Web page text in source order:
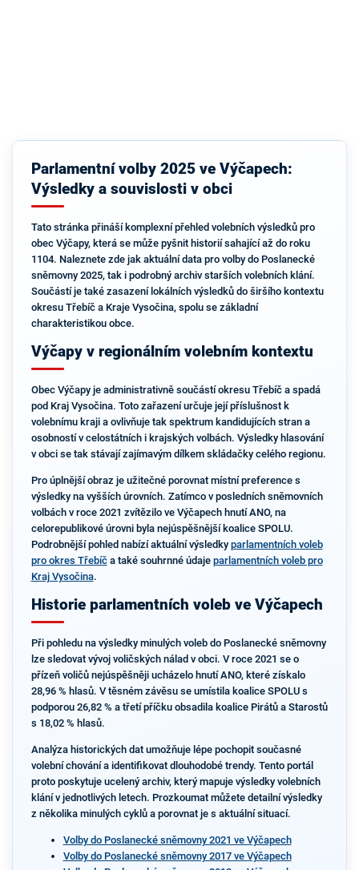
Parlamentní volby 2025 ve Výčapech:
Výsledky a souvislosti v obci
Tato stránka přináší komplexní přehled volebních výsledků pro
obec Výčapy, která se může pyšnit historií sahající až do roku
1104. Naleznete zde jak aktuální data pro volby do Poslanecké
sněmovny 2025, tak i podrobný archiv starších volebních klání.
Součástí je také zasazení lokálních výsledků do širšího kontextu
okresu Třebíč a Kraje Vysočina, spolu se základní
charakteristikou obce.
Výčapy v regionálním volebním kontextu
Obec Výčapy je administrativně součástí okresu Třebíč a spadá
pod Kraj Vysočina. Toto zařazení určuje její příslušnost k
volebnímu kraji a ovlivňuje tak spektrum kandidujících stran a
osobností v celostátních i krajských volbách. Výsledky hlasování
v obci se tak stávají zajímavým dílkem skládačky celého regionu.
Pro úplnější obraz je užitečné porovnat místní preference s
výsledky na vyšších úrovních. Zatímco v posledních sněmovních
volbách v roce 2021 zvítězilo ve Výčapech hnutí ANO, na
celorepublikové úrovni byla nejúspěšnější koalice SPOLU.
Podrobnější pohled nabízí aktuální výsledky parlamentních voleb
pro okres Třebíča také souhrnné údaje parlamentních voleb pro
Kraj Vysočina.
Historie parlamentních voleb ve Výčapech
Při pohledu na výsledky minulých voleb do Poslanecké sněmovny
lze sledovat vývoj voličských nálad v obci. V roce 2021 se o
přízeň voličů nejúspěšněji ucházelo hnutí ANO, které získalo
28,96 % hlasů. V těsném závěsu se umístila koalice SPOLU s
podporou 26,82 % a třetí příčku obsadila koalice Pirátů a Starostů
s 18,02 % hlasů.
Analýza historických dat umožňuje lépe pochopit současné
volební chování a identifikovat dlouhodobé trendy. Tento portál
proto poskytuje ucelený archiv, který mapuje výsledky volebních
klání v jednotlivých letech. Prozkoumat můžete detailní výsledky
z několika minulých cyklů a porovnat je s aktuální situací.
Volby do Poslanecké sněmovny 2021 ve Výčapech
Volby do Poslanecké sněmovny 2017 ve Výčapech